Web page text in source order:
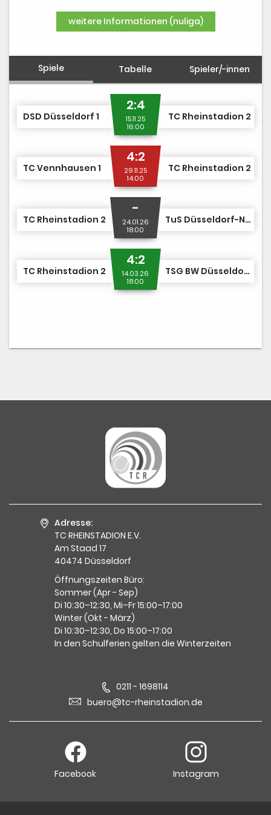
weitere Informationen (nuliga)
Spiele Tabelle Spieler/-innen
DSD Düsseldorf 1
2:4
15.11.25
16:00
TC Rheinstadion 2
TC Vennhausen 1
4:2
29.11.25
14:00
TC Rheinstadion 2
TC Rheinstadion 2
-
24.01.26
18:00
TuS Düsseldorf-Nord 1
TC Rheinstadion 2
4:2
14.03.26
18:00
TSG BW Düsseldorf 1
Adresse:
TC RHEINSTADION E.V.
Am Staad 17
40474 Düsseldorf
Öffnungszeiten Büro:
Sommer (Apr - Sep)
Di 10:30–12:30, Mi–Fr 15:00–17:00
Winter (Okt - März)
Di 10:30–12:30, Do 15:00–17:00
In den Schulferien gelten die Winterzeiten
0211 - 1698114
buero@tc-rheinstadion.de
Facebook Instagram